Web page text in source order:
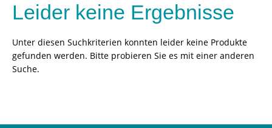
Leider keine Ergebnisse
Unter diesen Suchkriterien konnten leider keine Produkte
gefunden werden. Bitte probieren Sie es mit einer anderen
Suche.